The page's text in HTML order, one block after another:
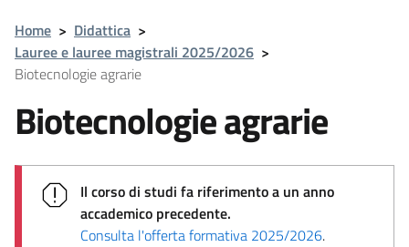
Home > Didattica >
Lauree e lauree magistrali 2025/2026 >
Biotecnologie agrarie
Biotecnologie agrarie
Il corso di studi fa riferimento a un anno
accademico precedente.
Consulta l'offerta formativa 2025/2026.